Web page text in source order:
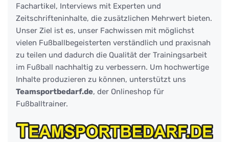
Fachartikel, Interviews mit Experten und
Zeitschrifteninhalte, die zusätzlichen Mehrwert bieten.
Unser Ziel ist es, unser Fachwissen mit möglichst
vielen Fußballbegeisterten verständlich und praxisnah
zu teilen und dadurch die Qualität der Trainingsarbeit
im Fußball nachhaltig zu verbessern. Um hochwertige
Inhalte produzieren zu können, unterstützt uns
Teamsportbedarf.de, der Onlineshop für
Fußballtrainer.